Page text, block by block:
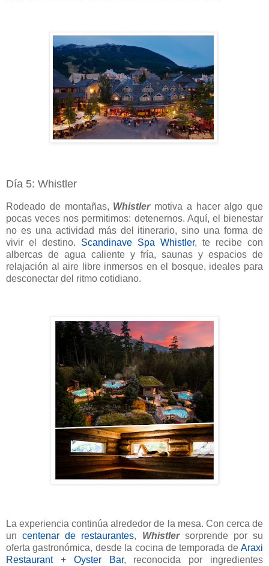
Día 5: Whistler
Rodeado de montañas, Whistlermotiva a hacer algo que
pocas veces nos permitimos: detenernos. Aquí, el bienestar
no es una actividad más del itinerario, sino una forma de
vivir el destino. Scandinave Spa Whistler, te recibe con
albercas de agua caliente y fría, saunas y espacios de
relajación al aire libre inmersos en el bosque, ideales para
desconectar del ritmo cotidiano.
La experiencia continúa alrededor de la mesa. Con cerca de
uncentenar de restaurantes, Whistlersorprende por su
oferta gastronómica, desde la cocina de temporada de Araxi
Restaurant + Oyster Bar, reconocida por ingredientes